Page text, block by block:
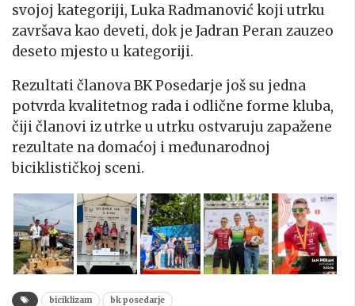
svojoj kategoriji, Luka Radmanović koji utrku
završava kao deveti, dok je Jadran Peran zauzeo
deseto mjesto u kategoriji.
Rezultati članova BK Posedarje još su jedna
potvrda kvalitetnog rada i odlične forme kluba,
čiji članovi iz utrke u utrku ostvaruju zapažene
rezultate na domaćoj i međunarodnoj
biciklističkoj sceni.
biciklizam bk posedarje